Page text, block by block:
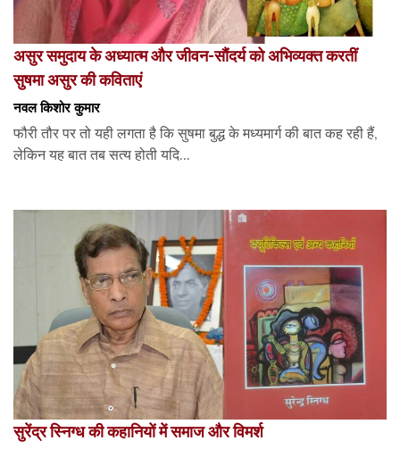
असुर समुदाय के अध्यात्म और जीवन-सौंदर्य को अभिव्यक्त करतीं
सुषमा असुर की कविताएं
नवल किशोर कुमार
फौरी तौर पर तो यही लगता है कि सुषमा बुद्ध के मध्यमार्ग की बात कह रही हैं,
लेकिन यह बात तब सत्य होती यदि...
सुरेंद्र स्निग्ध की कहानियों में समाज और विमर्श